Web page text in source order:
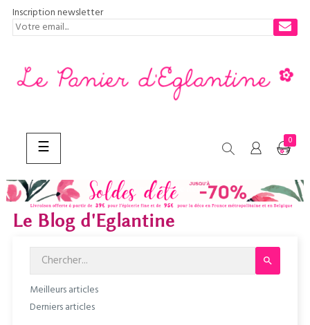
Inscription newsletter
Basculer
la
navigation
☰ 0
CHERCHER
Le Blog d'Eglantine

Meilleurs articles
Derniers articles